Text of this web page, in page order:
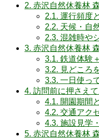
2. 赤沢自然休養林
2.1. 運行頻度
2.2. 天候・自
2.3. 混雑時や
3. 赤沢自然休養林
3.1. 鉄道体験
3.2. 見どころ
3.3. 一日使っ
4. 訪問前に押さえ
4.1. 開園期間
4.2. 交通アク
4.3. 施設見学
5. 赤沢自然休養林